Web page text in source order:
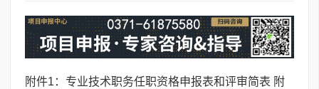
附件1：专业技术职务任职资格申报表和评审简表 附